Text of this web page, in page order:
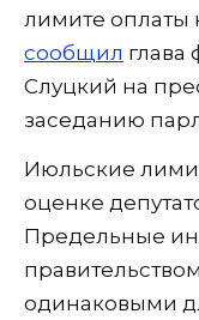
лимите оплаты
сообщил
Слуцкий на
заседанию
Июльские
оценке
Предельные
одинаковыми